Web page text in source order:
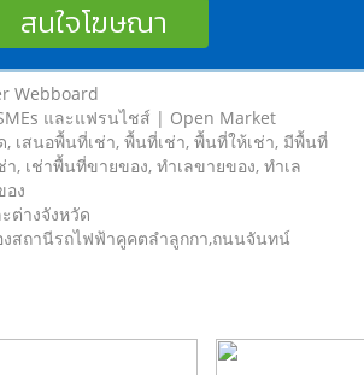
สนใจโฆษณา
Webboard
และแฟรนไชส์ | Open Market
เสนอพื้นที่เช่า, พื้นที่เช่า, พื้นที่ให้เช่า, มีพื้นที่
า, เช่าพื้นที่ขายของ, ทําเลขายของ, ทำเล
อง
างจังหวัด
สถานีรถไฟฟ้าคูคตลำลูกกา,ถนนจันทน์